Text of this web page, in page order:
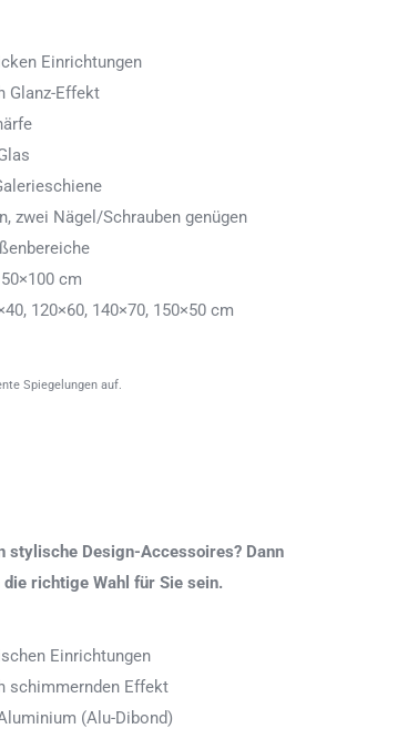
Einrichtungen
Glanz-Effekt
zwei Nägel/Schrauben genügen
cm
120×60, 140×70, 150×50 cm
Spiegelungen auf.
stylische Design-Accessoires? Dann
richtige Wahl für Sie sein.
Einrichtungen
schimmernden Effekt
(Alu-Dibond)